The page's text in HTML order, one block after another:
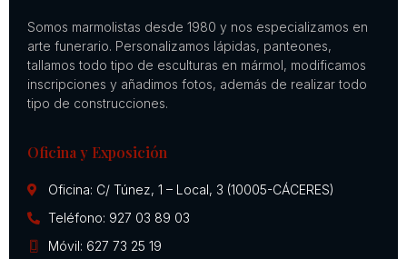
Somos marmolistas desde 1980 y nos especializamos en
arte funerario. Personalizamos lápidas, panteones,
tallamos todo tipo de esculturas en mármol, modificamos
inscripciones y añadimos fotos, además de realizar todo
tipo de construcciones.
Oficina y Exposición
Oficina: C/ Túnez, 1 – Local, 3 (10005-CÁCERES)
Teléfono: 927 03 89 03
Móvil: 627 73 25 19